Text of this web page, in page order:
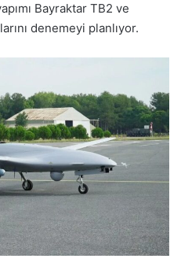
Bayraktar TB2 ve
denemeyi planlıyor.